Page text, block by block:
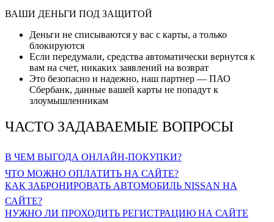
ВАШИ ДЕНЬГИ ПОД ЗАЩИТОЙ
Деньги не списываются у вас с карты, а только
блокируются
Если передумали, средства автоматически вернутся к
вам на счет, никаких заявлений на возврат
Это безопасно и надежно, наш партнер — ПАО
Сбербанк, данные вашей карты не попадут к
злоумышленникам
ЧАСТО ЗАДАВАЕМЫЕ ВОПРОСЫ
В ЧЕМ ВЫГОДА ОНЛАЙН-ПОКУПКИ?
ЧТО МОЖНО ОПЛАТИТЬ НА САЙТЕ?
КАК ЗАБРОНИРОВАТЬ АВТОМОБИЛЬ NISSAN НА
САЙТЕ?
НУЖНО ЛИ ПРОХОДИТЬ РЕГИСТРАЦИЮ НА САЙТЕ